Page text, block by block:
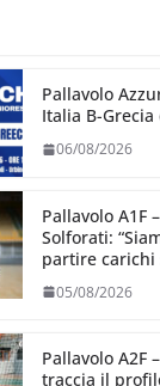
Pallavolo
Italia B-
06/08/2026
Pallavolo A1F
Solforati:
partire carichi
05/08/2026
Pallavolo A2F
traccia il